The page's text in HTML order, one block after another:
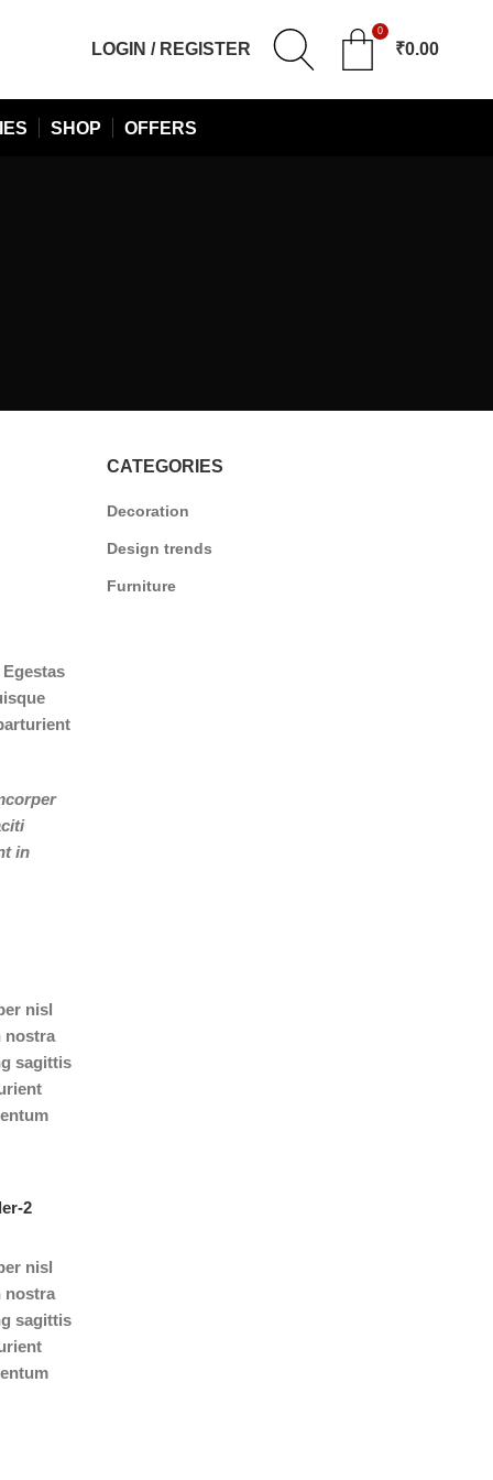
LOGIN / REGISTER
0
₹0.00
SHOP OFFERS
in
nisl
nostra
sagittis
nisl
nostra
sagittis
CATEGORIES
Decoration
Design trends
Furniture